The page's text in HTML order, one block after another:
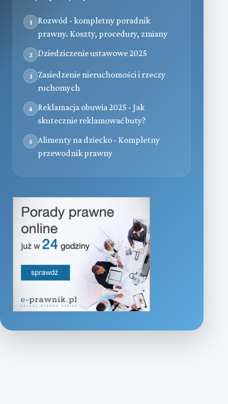
1
Rozwód - kompletny poradnik
prawny. Koszty, procedury, zmiany
2 Dziedziczenie ustawowe 2025
3
Zasiedzenie nieruchomości i rzeczy
ruchomych
4
Reklamacja obuwia 2025 - Jak
skutecznie reklamować buty?
5
Alimenty na dziecko - Kompletny
przewodnik prawny